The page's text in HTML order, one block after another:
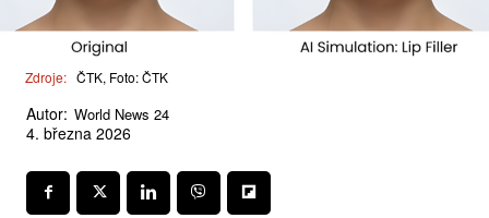
Zdroje: ČTK, Foto: ČTK
Autor: World News 24
4. března 2026